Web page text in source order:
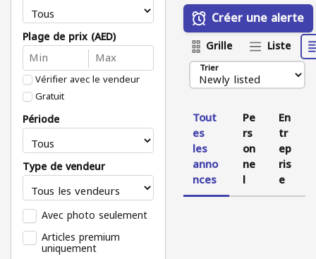
Plage de prix (AED)
Vérifier avec le vendeur
Gratuit
Période
Type de vendeur
Avec photo seulement
Articles premium
uniquement
Créer une alerte
Grille Liste
Trier
Tout
es
les
anno
nces
Pe
rs
on
ne
l
En
tr
ep
ris
e